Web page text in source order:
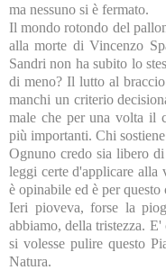
ma nessuno si è fermato.
Il mondo rotondo del
alla morte di Vincenzo
Sandri non ha subito lo
di meno? Il lutto al
manchi un criterio
male che per una volta il
più importanti. Chi
Ognuno credo sia libero
leggi certe d'applicare alla
è opinabile ed è per questo
Ieri pioveva, forse la
abbiamo, della tristezza. E'
si volesse pulire questo
Natura.